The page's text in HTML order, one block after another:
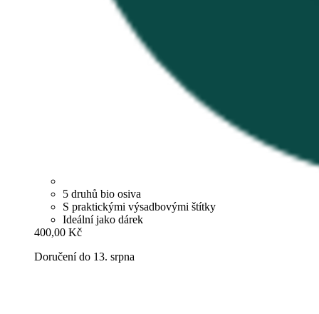
5 druhů bio osiva
S praktickými výsadbovými štítky
Ideální jako dárek
400,00 Kč
Doručení do 13. srpna